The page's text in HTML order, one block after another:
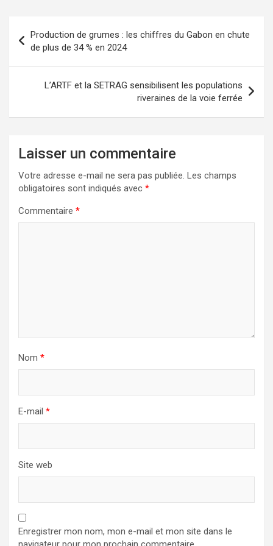
de
l’article
Production de grumes : les chiffres du Gabon en chute
de plus de 34 % en 2024
L’ARTF et la SETRAG sensibilisent les populations
riveraines de la voie ferrée
Laisser un commentaire
Votre adresse e-mail ne sera pas publiée. Les champs
obligatoires sont indiqués avec *
Commentaire *
Nom *
E-mail *
Site web
Enregistrer mon nom, mon e-mail et mon site dans le